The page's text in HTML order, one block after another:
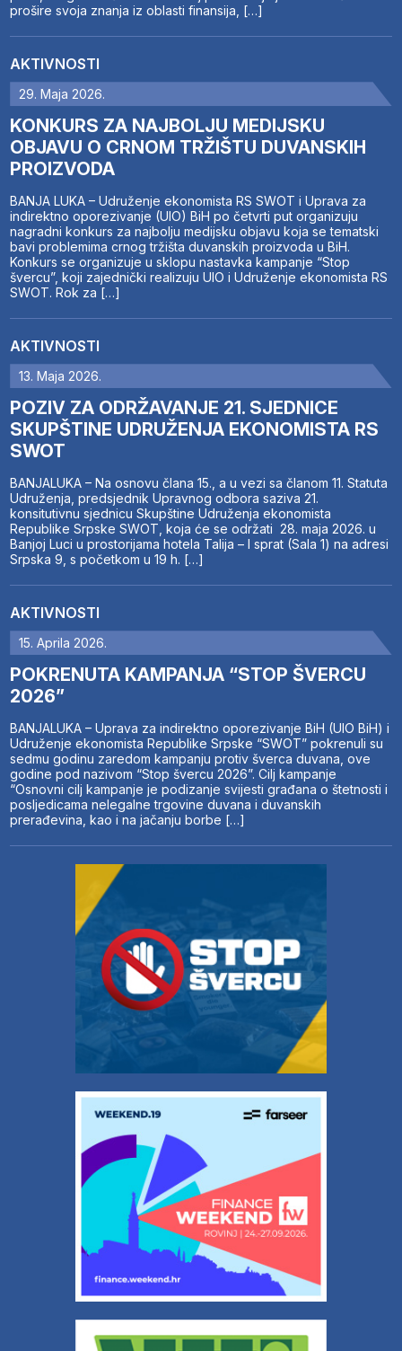
prošire svoja znanja iz oblasti finansija, […]
AKTIVNOSTI
29. Maja 2026.
KONKURS ZA NAJBOLJU MEDIJSKU
OBJAVU O CRNOM TRŽIŠTU DUVANSKIH
PROIZVODA
BANJA LUKA – Udruženje ekonomista RS SWOT i Uprava za
indirektno oporezivanje (UIO) BiH po četvrti put organizuju
nagradni konkurs za najbolju medijsku objavu koja se tematski
bavi problemima crnog tržišta duvanskih proizvoda u BiH.
Konkurs se organizuje u sklopu nastavka kampanje “Stop
švercu”, koji zajednički realizuju UIO i Udruženje ekonomista RS
SWOT. Rok za […]
AKTIVNOSTI
13. Maja 2026.
POZIV ZA ODRŽAVANJE 21. SJEDNICE
SKUPŠTINE UDRUŽENJA EKONOMISTA RS
SWOT
BANJALUKA – Na osnovu člana 15., a u vezi sa članom 11. Statuta
Udruženja, predsjednik Upravnog odbora saziva 21.
konsitutivnu sjednicu Skupštine Udruženja ekonomista
Republike Srpske SWOT, koja će se održati 28. maja 2026. u
Banjoj Luci u prostorijama hotela Talija – I sprat (Sala 1) na adresi
Srpska 9, s početkom u 19 h. […]
AKTIVNOSTI
15. Aprila 2026.
POKRENUTA KAMPANJA “STOP ŠVERCU
2026”
BANJALUKA – Uprava za indirektno oporezivanje BiH (UIO BiH) i
Udruženje ekonomista Republike Srpske “SWOT” pokrenuli su
sedmu godinu zaredom kampanju protiv šverca duvana, ove
godine pod nazivom “Stop švercu 2026”. Cilj kampanje
“Osnovni cilj kampanje je podizanje svijesti građana o štetnosti i
posljedicama nelegalne trgovine duvana i duvanskih
prerađevina, kao i na jačanju borbe […]